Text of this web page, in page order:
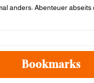
anders: Abenteuer abseits
Bookmarks